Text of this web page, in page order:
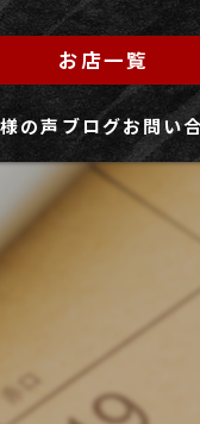
お店一覧
の声 ブログお問い
求人フ